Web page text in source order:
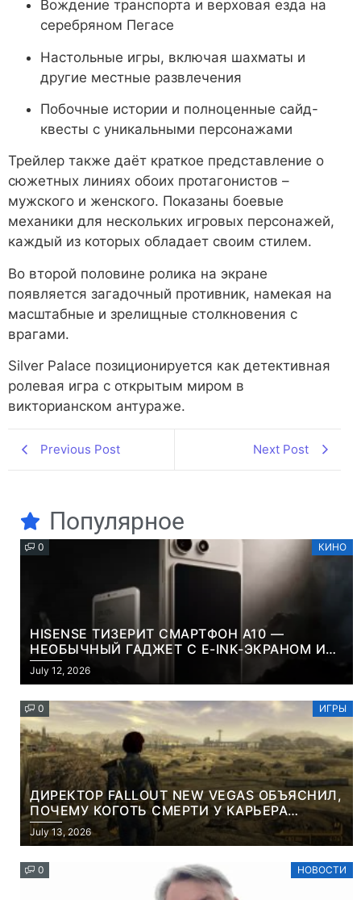
Вождение транспорта и верховая езда на
серебряном Пегасе
Настольные игры, включая шахматы и
другие местные развлечения
Побочные истории и полноценные сайд-
квесты с уникальными персонажами
Трейлер также даёт краткое представление о
сюжетных линиях обоих протагонистов –
мужского и женского. Показаны боевые
механики для нескольких игровых персонажей,
каждый из которых обладает своим стилем.
Во второй половине ролика на экране
появляется загадочный противник, намекая на
масштабные и зрелищные столкновения с
врагами.
Silver Palace позиционируется как детективная
ролевая игра с открытым миром в
викторианском антураже.
Previous Post Next Post
Популярное
0 КИНО
HISENSE ТИЗЕРИТ СМАРТФОН A10 —
НЕОБЫЧНЫЙ ГАДЖЕТ С E-INK-ЭКРАНОМ И
СЪЕМНОЙ LCD-ПАНЕЛЬЮ ДЛЯ ЦВЕТНОГО
КОНТЕНТА И СОЦСЕТЕЙ
July 12, 2026
0 ИГРЫ
ДИРЕКТОР FALLOUT NEW VEGAS ОБЪЯСНИЛ,
ПОЧЕМУ КОГОТЬ СМЕРТИ У КАРЬЕРА
НАМЕРЕННО СНОСИТ ВАМ ГОЛОВУ
July 13, 2026
0 НОВОСТИ